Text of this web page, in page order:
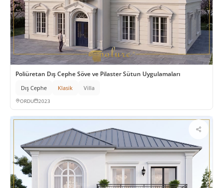
Poliüretan Dış Cephe Söve ve Pilaster Sütun Uygulamaları
Dış Cephe Klasik Villa
ORDU 2023